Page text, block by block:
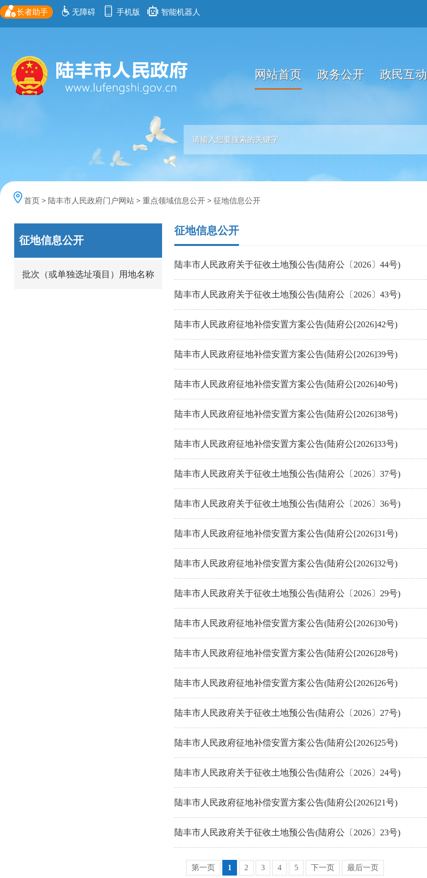
长者助手 无障碍 手机版 智能机器人
网站首页 政务公开 政民互动
首页 > 陆丰市人民政府门户网站 > 重点领域信息公开 > 征地信息公开
征地信息公开
批次（或单独选址项目）用地名称
征地信息公开
陆丰市人民政府关于征收土地预公告(陆府公〔2026〕44号)
陆丰市人民政府关于征收土地预公告(陆府公〔2026〕43号)
陆丰市人民政府征地补偿安置方案公告(陆府公[2026]42号)
陆丰市人民政府征地补偿安置方案公告(陆府公[2026]39号)
陆丰市人民政府征地补偿安置方案公告(陆府公[2026]40号)
陆丰市人民政府征地补偿安置方案公告(陆府公[2026]38号)
陆丰市人民政府征地补偿安置方案公告(陆府公[2026]33号)
陆丰市人民政府关于征收土地预公告(陆府公〔2026〕37号)
陆丰市人民政府关于征收土地预公告(陆府公〔2026〕36号)
陆丰市人民政府征地补偿安置方案公告(陆府公[2026]31号)
陆丰市人民政府征地补偿安置方案公告(陆府公[2026]32号)
陆丰市人民政府关于征收土地预公告(陆府公〔2026〕29号)
陆丰市人民政府征地补偿安置方案公告(陆府公[2026]30号)
陆丰市人民政府征地补偿安置方案公告(陆府公[2026]28号)
陆丰市人民政府征地补偿安置方案公告(陆府公[2026]26号)
陆丰市人民政府关于征收土地预公告(陆府公〔2026〕27号)
陆丰市人民政府征地补偿安置方案公告(陆府公[2026]25号)
陆丰市人民政府关于征收土地预公告(陆府公〔2026〕24号)
陆丰市人民政府征地补偿安置方案公告(陆府公[2026]21号)
陆丰市人民政府关于征收土地预公告(陆府公〔2026〕23号)
第一页 1 2 3 4 5 下一页 最后一页